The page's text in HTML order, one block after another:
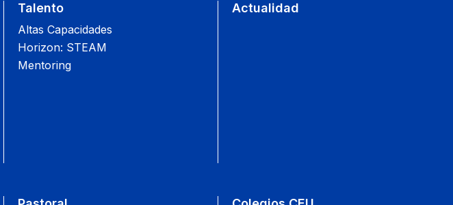
Talento
Altas Capacidades
Horizon: STEAM
Mentoring
Actualidad